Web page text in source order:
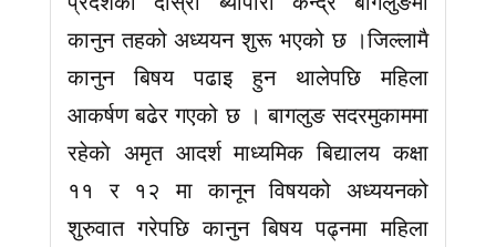
कानुन तहको अध्ययन शुरू भएको छ ।जिल्लामै
कानुन बिषय पढाइ हुन थालेपछि महिला
आकर्षण बढेर गएको छ । बागलुङ सदरमुकाममा
रहेकाे अमृत आदर्श माध्यमिक बिद्यालय कक्षा
११ र १२ मा कानून विषयको अध्ययनको
शुरुवात गरेपछि कानुन बिषय पढ्नमा महिला